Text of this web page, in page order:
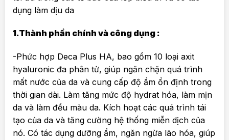
dụng làm dịu da
1.Thành phần chính và công dụng :
-Phức hợp Deca Plus HA, bao gồm 10 loại axit
hyaluronic đa phân tử, giúp ngăn chặn quá trình
mất nước của da và cung cấp độ ẩm ổn định trong
thời gian dài. Làm tăng mức độ hydrat hóa, làm mịn
da và làm đều màu da. Kích hoạt các quá trình tái
tạo của da và tăng cường hệ thống miễn dịch của
nó. Có tác dụng dưỡng ẩm, ngăn ngừa lão hóa, giúp